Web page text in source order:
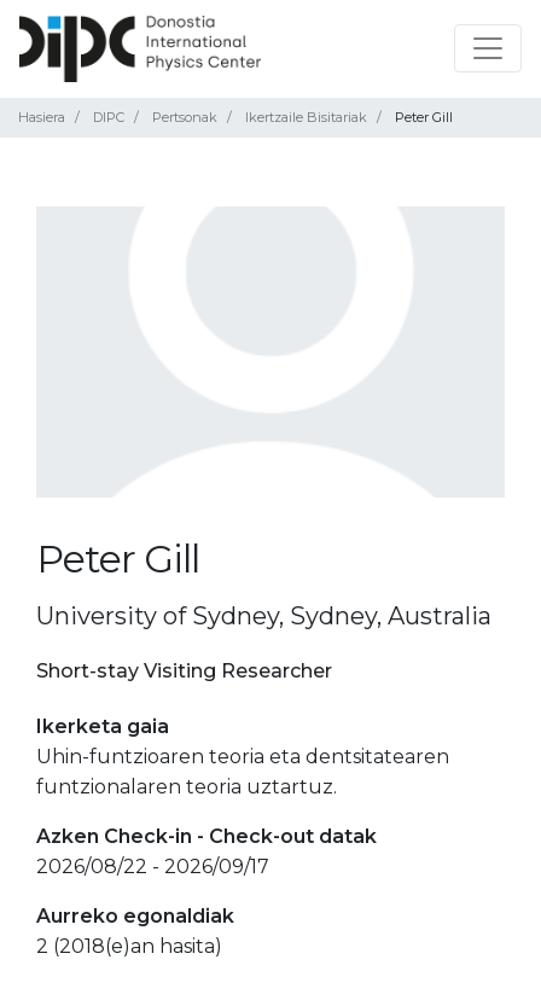
Hasiera DIPC Pertsonak Ikertzaile Bisitariak Peter Gill
Peter Gill
University of Sydney, Sydney, Australia
Short-stay Visiting Researcher
Ikerketa gaia
Uhin-funtzioaren teoria eta dentsitatearen
funtzionalaren teoria uztartuz.
Azken Check-in - Check-out datak
2026/08/22 - 2026/09/17
Aurreko egonaldiak
2 (2018(e)an hasita)